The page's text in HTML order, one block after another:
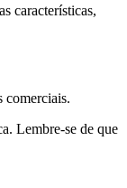
características,
comerciais.
Lembre-se de que